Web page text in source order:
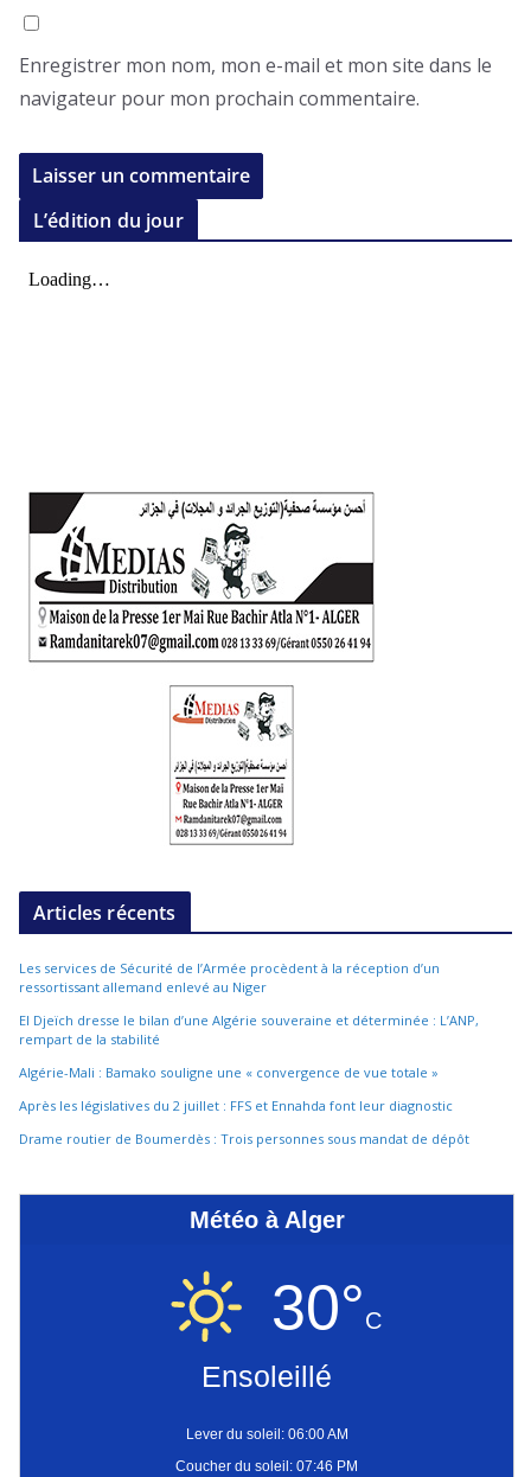
Enregistrer mon nom, mon e-mail et mon site dans le
navigateur pour mon prochain commentaire.
L’édition du jour
Articles récents
Les services de Sécurité de l’Armée procèdent à la réception d’un
ressortissant allemand enlevé au Niger
El Djeïch dresse le bilan d’une Algérie souveraine et déterminée : L’ANP,
rempart de la stabilité
Algérie-Mali : Bamako souligne une « convergence de vue totale »
Après les législatives du 2 juillet : FFS et Ennahda font leur diagnostic
Drame routier de Boumerdès : Trois personnes sous mandat de dépôt
Météo à Alger
30°C
Ensoleillé
Lever du soleil: 06:00 AM
Coucher du soleil: 07:46 PM